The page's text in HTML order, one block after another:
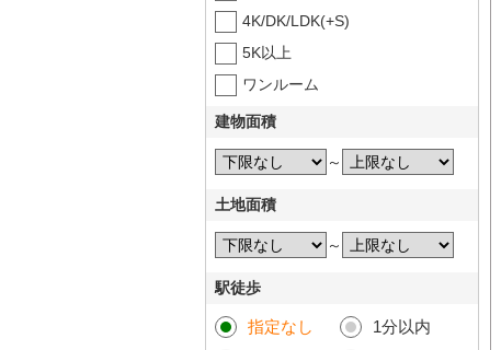
4K/DK/LDK(+S)
5K以上
ワンルーム
建物面積
～
土地面積
～
駅徒歩
指定なし
1分以内